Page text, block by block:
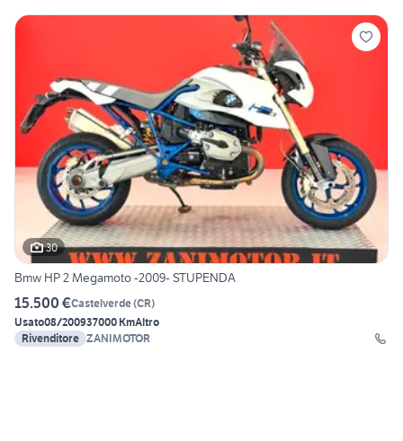
30
Bmw HP 2 Megamoto -2009- STUPENDA
15.500 €Castelverde(CR)
Usato08/200937000 KmAltro
Rivenditore ZANIMOTOR